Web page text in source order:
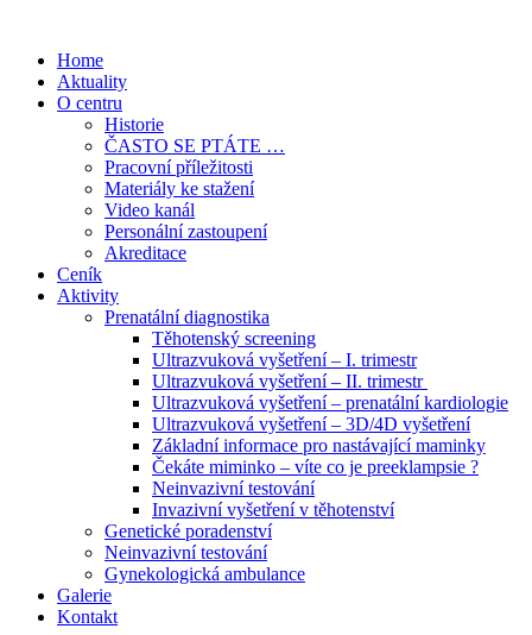
obsahuHome
Aktuality
O centru
Historie
ČASTO SE PTÁTE …
Pracovní příležitosti
Materiály ke stažení
Video kanál
Personální zastoupení
Akreditace
Ceník
Aktivity
Prenatální diagnostika
Těhotenský screening
Ultrazvuková vyšetření – I. trimestr
Ultrazvuková vyšetření – II. trimestr
Ultrazvuková vyšetření – prenatální kardiologie
Ultrazvuková vyšetření – 3D/4D vyšetření
Základní informace pro nastávající maminky
Čekáte miminko – víte co je preeklampsie ?
Neinvazivní testování
Invazivní vyšetření v těhotenství
Genetické poradenství
Neinvazivní testování
Gynekologická ambulance
Galerie
Kontakt